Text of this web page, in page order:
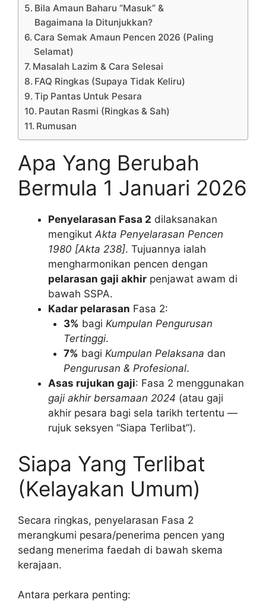
Bila Amaun Baharu “Masuk” &
Bagaimana Ia Ditunjukkan?
Cara Semak Amaun Pencen 2026 (Paling
Selamat)
Masalah Lazim & Cara Selesai
FAQ Ringkas (Supaya Tidak Keliru)
Tip Pantas Untuk Pesara
Pautan Rasmi (Ringkas & Sah)
Rumusan
Apa Yang Berubah
Bermula 1 Januari 2026
Penyelarasan Fasa 2 dilaksanakan
mengikutAkta Penyelarasan Pencen
1980 [Akta 238]. Tujuannya ialah
mengharmonikan pencen dengan
pelarasan gaji akhir penjawat awam di
bawah SSPA.
Kadar pelarasan Fasa 2:
3% bagi Kumpulan Pengurusan
Tertinggi.
7% bagi Kumpulan Pelaksana dan
Pengurusan & Profesional.
Asas rujukan gaji: Fasa 2 menggunakan
gaji akhir bersamaan 2024 (atau gaji
akhir pesara bagi sela tarikh tertentu —
rujuk seksyen “Siapa Terlibat”).
Siapa Yang Terlibat
(Kelayakan Umum)
Secara ringkas, penyelarasan Fasa 2
merangkumi pesara/penerima pencen yang
sedang menerima faedah di bawah skema
kerajaan.
Antara perkara penting: